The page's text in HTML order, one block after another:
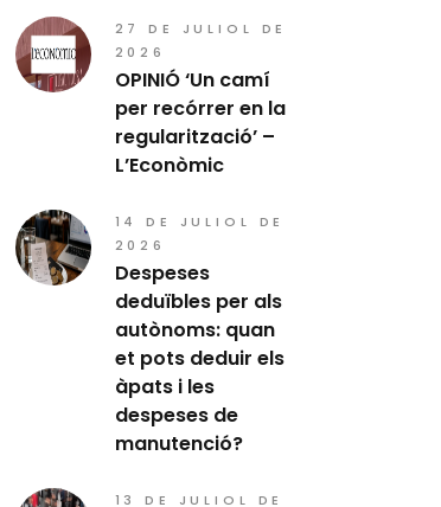
27 DE JULIOL DE
2026
OPINIÓ ‘Un camí
per recórrer en la
regularització’ –
L’Econòmic
14 DE JULIOL DE
2026
Despeses
deduïbles per als
autònoms: quan
et pots deduir els
àpats i les
despeses de
manutenció?
13 DE JULIOL DE